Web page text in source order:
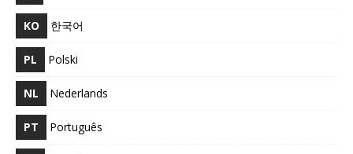
KO 한국어
PL Polski
NL Nederlands
PT Português